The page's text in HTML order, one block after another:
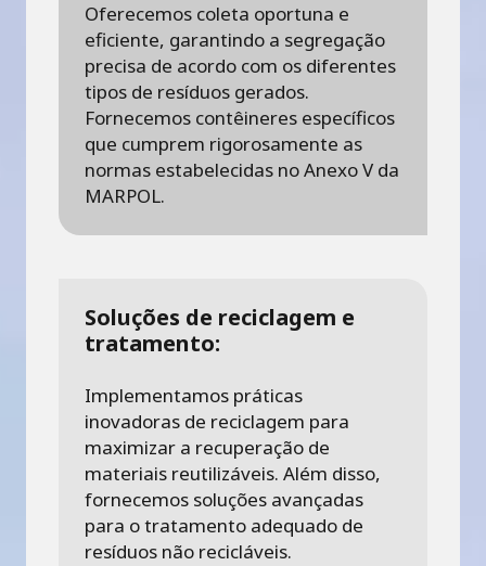
Oferecemos coleta oportuna e
eficiente, garantindo a segregação
precisa de acordo com os diferentes
tipos de resíduos gerados.
Fornecemos contêineres específicos
que cumprem rigorosamente as
normas estabelecidas no Anexo V da
MARPOL.
Soluções de reciclagem e
tratamento:
Implementamos práticas
inovadoras de reciclagem para
maximizar a recuperação de
materiais reutilizáveis. Além disso,
fornecemos soluções avançadas
para o tratamento adequado de
resíduos não recicláveis.